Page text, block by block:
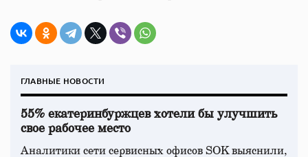
ГЛАВНЫЕ НОВОСТИ
55% екатеринбуржцев хотели бы улучшить
свое рабочее место
Аналитики сети сервисных офисов SOK выяснили,